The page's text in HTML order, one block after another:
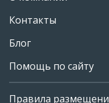
Контакты
Блог
Помощь по сайту
Правила